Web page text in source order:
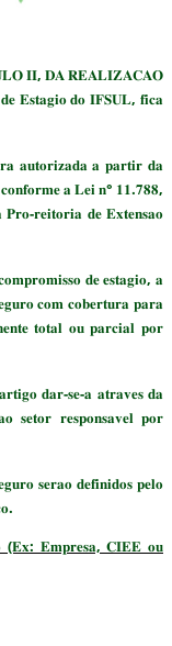
𝐈𝐈, 𝐃𝐀 𝐑𝐄𝐀𝐋𝐈𝐙𝐀𝐂𝐀𝐎
𝐄𝐬𝐭𝐚𝐠𝐢𝐨 𝐝𝐨 𝐈𝐅𝐒𝐔𝐋, 𝐟𝐢𝐜𝐚
𝐚 𝐩𝐚𝐫𝐭𝐢𝐫 𝐝𝐚
𝐚 𝐋𝐞𝐢 𝐧° 𝟏𝟏.𝟕𝟖𝟖,
𝐫𝐞𝐢𝐭𝐨𝐫𝐢𝐚 𝐝𝐞 𝐄𝐱𝐭𝐞𝐧𝐬𝐚𝐨
𝐝𝐞 𝐞𝐬𝐭𝐚𝐠𝐢𝐨, 𝐚
𝐜𝐨𝐦 𝐜𝐨𝐛𝐞𝐫𝐭𝐮𝐫𝐚 𝐩𝐚𝐫𝐚
𝐭𝐨𝐭𝐚𝐥 𝐨𝐮 𝐩𝐚𝐫𝐜𝐢𝐚𝐥 𝐩𝐨𝐫
𝐝𝐚𝐫-𝐬𝐞-𝐚 𝐚𝐭𝐫𝐚𝐯𝐞𝐬 𝐝𝐚
𝐬𝐞𝐭𝐨𝐫 𝐫𝐞𝐬𝐩𝐨𝐧𝐬𝐚𝐯𝐞𝐥 𝐩𝐨𝐫
𝐬𝐞𝐫𝐚𝐨 𝐝𝐞𝐟𝐢𝐧𝐢𝐝𝐨𝐬 𝐩𝐞𝐥𝐨
(𝐄𝐱: 𝐄𝐦𝐩𝐫𝐞𝐬𝐚, 𝐂𝐈𝐄𝐄 𝐨𝐮